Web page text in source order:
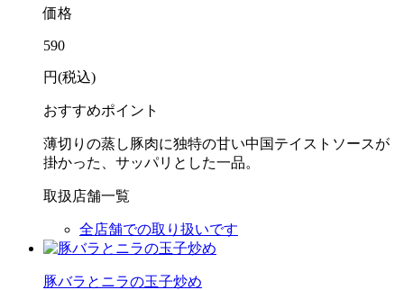
価格
590
円(税込)
おすすめポイント
薄切りの蒸し豚肉に独特の甘い中国テイストソースが
掛かった、サッパリとした一品。
取扱店舗一覧
全店舗での取り扱いです
豚バラとニラの玉子炒め